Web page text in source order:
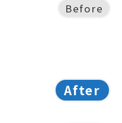
Before
After